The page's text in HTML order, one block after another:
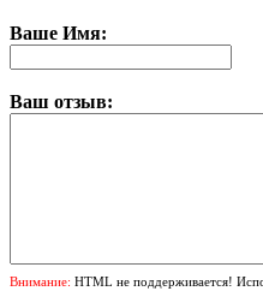
Ваше Имя:
Ваш отзыв:
Внимание: HTML не поддерживается!